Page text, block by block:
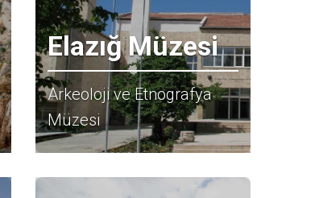
Elazığ Müzesi
Arkeoloji ve Etnografya
Müzesi